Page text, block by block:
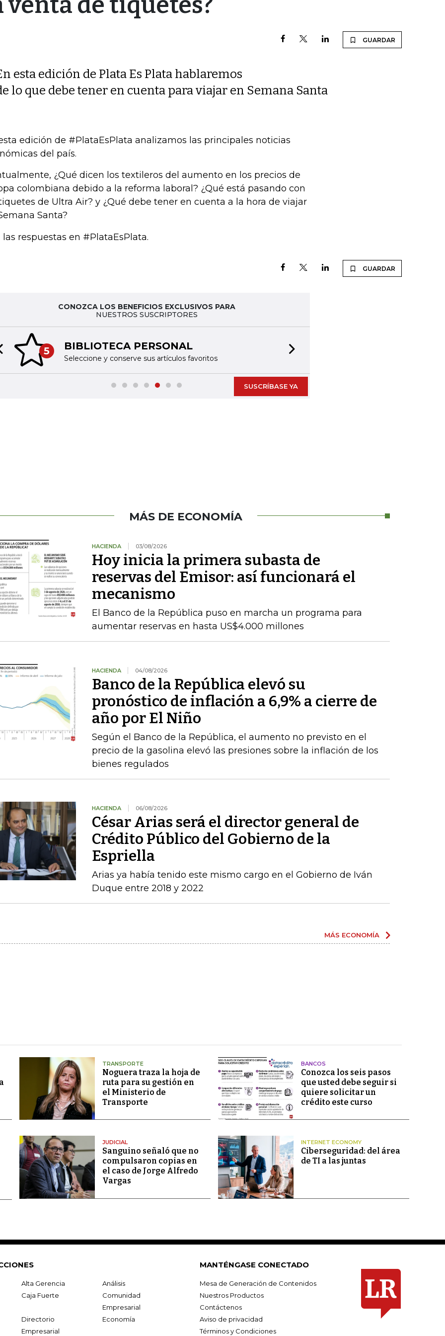
GUARDAR
esta edición de Plata Es Plata hablaremos
lo que debe tener en cuenta para viajar en Semana Santa
edición de #PlataEsPlata analizamos las principales noticias
del país.
¿Qué dicen los textileros del aumento en los precios de
colombiana debido a la reforma laboral? ¿Qué está pasando con
de Ultra Air? y ¿Qué debe tener en cuenta a la hora de viajar
Santa?
las respuestas en #PlataEsPlata.
GUARDAR
CONOZCA LOS BENEFICIOS EXCLUSIVOS PARA
NUESTROS SUSCRIPTORES
5 BIBLIOTECA PERSONAL
Seleccione y conserve sus artículos favoritos
slide
SUSCRÍBASE YA
MÁS DE ECONOMÍA
HACIENDA 03/08/2026
Hoy inicia la primera subasta de
reservas del Emisor: así funcionará el
mecanismo
El Banco de la República puso en marcha un programa para
aumentar reservas en hasta US$4.000 millones
HACIENDA 04/08/2026
Banco de la República elevó su
pronóstico de inflación a 6,9% a cierre de
año por El Niño
Según el Banco de la República, el aumento no previsto en el
precio de la gasolina elevó las presiones sobre la inflación de los
bienes regulados
HACIENDA 06/08/2026
César Arias será el director general de
Crédito Público del Gobierno de la
Espriella
Arias ya había tenido este mismo cargo en el Gobierno de Iván
Duque entre 2018 y 2022
MÁS ECONOMÍA
TRANSPORTE
Noguera traza la hoja de
ruta para su gestión en
el Ministerio de
Transporte
BANCOS
Conozca los seis pasos
que usted debe seguir si
quiere solicitar un
crédito este curso
JUDICIAL
Sanguino señaló que no
compulsaron copias en
el caso de Jorge Alfredo
Vargas
INTERNET ECONOMY
Ciberseguridad: del área
de TI a las juntas
Alta Gerencia
Análisis
Caja Fuerte
Comunidad
Empresarial
Directorio
Empresarial
Economía
MANTÉNGASE CONECTADO
Mesa de Generación de Contenidos
Nuestros Productos
Contáctenos
Aviso de privacidad
Términos y Condiciones